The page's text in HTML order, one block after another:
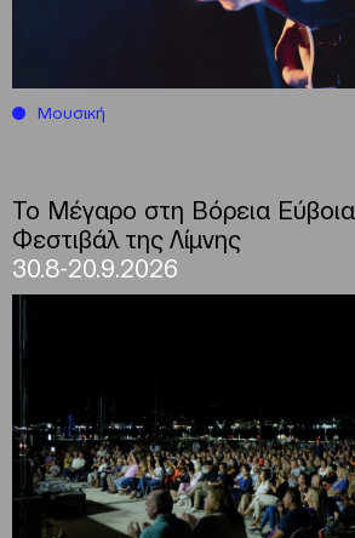
Μουσική
Το Μέγαρο στη Βόρεια Εύβοια
Φεστιβάλ της Λίμνης
30.8-20.9.2026